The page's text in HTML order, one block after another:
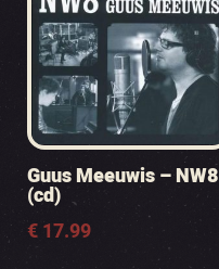
Guus Meeuwis – NW8
(cd)
€17.99